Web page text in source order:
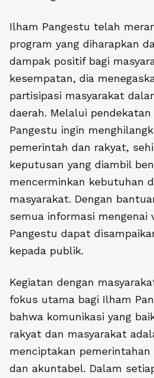
Ilham Pangestu telah
program yang diharapkan
dampak positif bagi
kesempatan, dia
partisipasi masyarakat
daerah. Melalui
Pangestu ingin
pemerintah dan rakyat,
keputusan yang diambil
mencerminkan kebutuhan
masyarakat. Dengan
semua informasi mengenai
Pangestu dapat
kepada publik.
Kegiatan dengan
fokus utama bagi Ilham
bahwa komunikasi yang
rakyat dan masyarakat
menciptakan pemerintahan
dan akuntabel. Dalam